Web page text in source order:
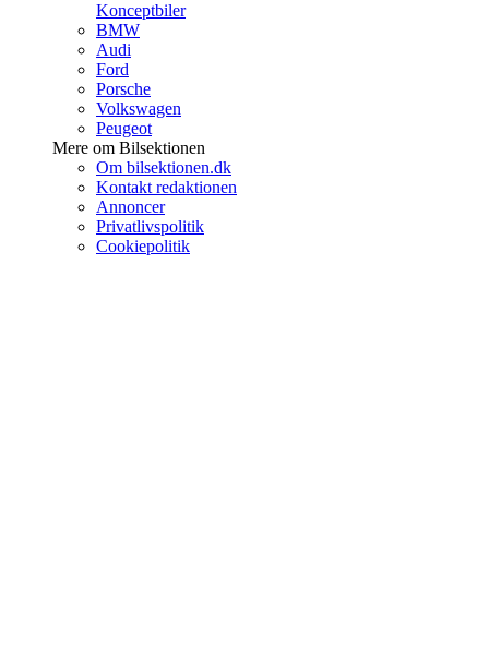
Konceptbiler
BMW
Audi
Ford
Porsche
Volkswagen
Peugeot
Mere om Bilsektionen
Om bilsektionen.dk
Kontakt redaktionen
Annoncer
Privatlivspolitik
Cookiepolitik